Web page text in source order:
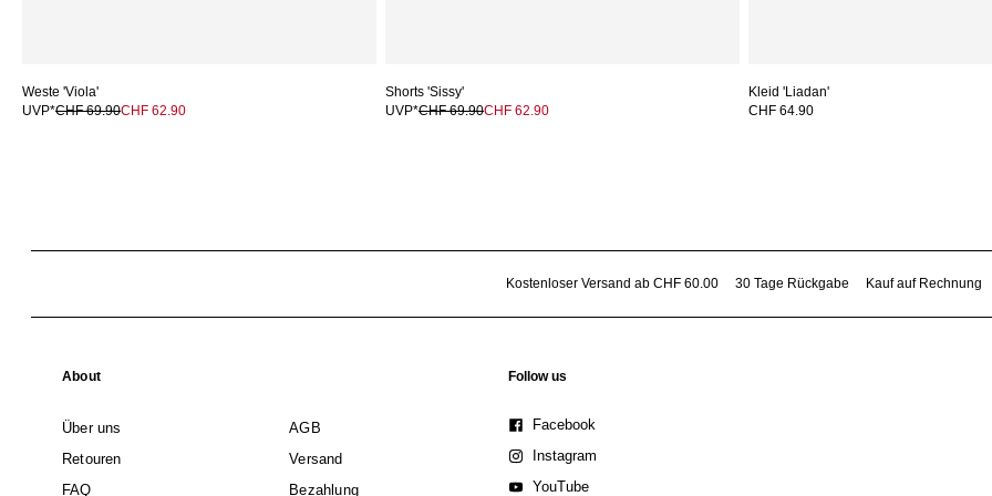
Weste 'Viola'
UVP*CHF 69.90CHF 62.90
Shorts 'Sissy'
UVP*CHF 69.90CHF 62.90
Kleid 'Liadan'
CHF 64.90
Kostenloser Versand ab CHF 60.00 30 Tage Rückgabe Kauf auf Rechnung
About
Über uns
AGB
Retouren
Versand
FAQ
Bezahlung
Follow us
Facebook
Instagram
YouTube